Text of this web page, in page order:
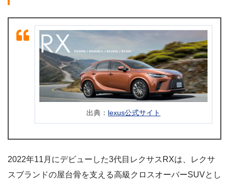
出典： lexus公式サイト
2022年11月にデビューした3代目レクサスRXは、レクサ
スブランドの屋台骨を支える高級クロスオーバーSUVとし